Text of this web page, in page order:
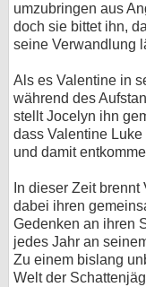
umzubringen aus
doch sie bittet ihn,
seine Verwandlung
Als es Valentine in
während des
stellt Jocelyn ihn
dass Valentine
und damit
In dieser Zeit
dabei ihren
Gedenken an ihren
jedes Jahr an
Zu einem bislang
Welt der